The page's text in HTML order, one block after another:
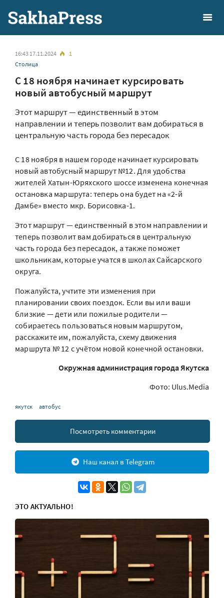
16:43 17.11.2024
1
Столица
С 18 ноября начинает курсировать
новый автобусный маршрут
Этот маршрут — единственный в этом
направлении и теперь позволит вам добираться в
центральную часть города без пересадок
С 18 ноября в нашем городе начинает курсировать
новый автобусный маршрут №12. Для удобства
жителей Хатын-Юряхского шоссе изменена конечная
остановка маршрута: теперь она будет на «2-й
Дамбе» вместо мкр. Борисовка-1.
Этот маршрут — единственный в этом направлении и
теперь позволит вам добираться в центральную
часть города без пересадок, а также поможет
школьникам, которые учатся в школах Сайсарского
округа.
Пожалуйста, учтите эти изменения при
планировании своих поездок. Если вы или ваши
близкие — дети или пожилые родители —
собираетесь пользоваться новым маршрутом,
расскажите им, пожалуйста, схему движения
маршрута № 12 с учётом новой конечной остановки.
Окружная администрация города Якутска
Фото: Ulus.Media
якутск автобус
Посмотреть комментарии
Наш канал в Telegram
ЭТО АКТУАЛЬНО!